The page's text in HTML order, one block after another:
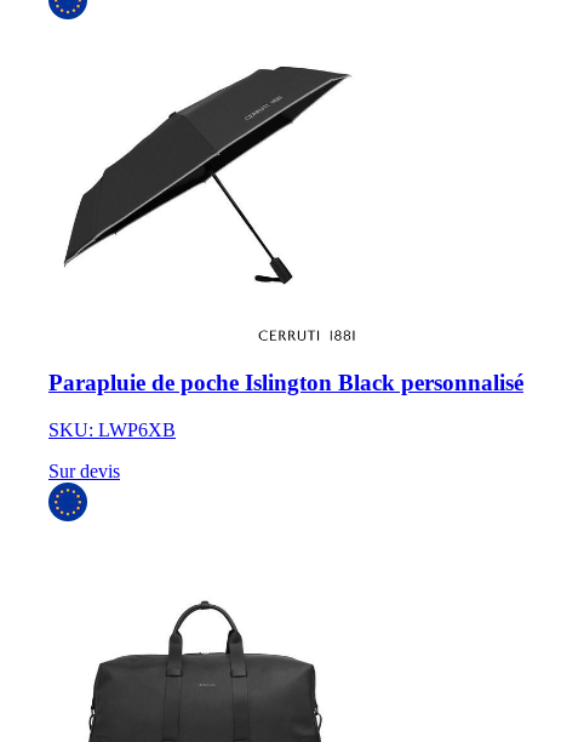
Parapluie de poche Islington Black personnalisé
SKU: LWP6XB
Sur devis